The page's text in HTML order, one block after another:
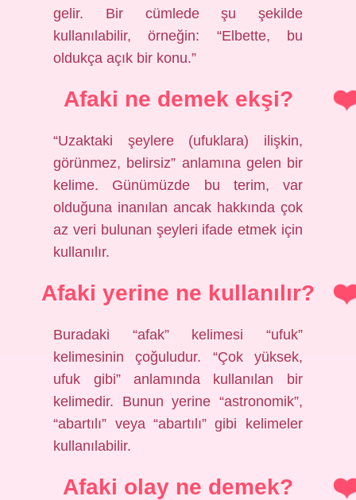
gelir. Bir cümlede şu şekilde
kullanılabilir, örneğin: “Elbette, bu
oldukça açık bir konu.”
Afaki ne demek ekşi?
“Uzaktaki şeylere (ufuklara) ilişkin,
görünmez, belirsiz” anlamına gelen bir
kelime. Günümüzde bu terim, var
olduğuna inanılan ancak hakkında çok
az veri bulunan şeyleri ifade etmek için
kullanılır.
Afaki yerine ne kullanılır?
Buradaki “afak” kelimesi “ufuk”
kelimesinin çoğuludur. “Çok yüksek,
ufuk gibi” anlamında kullanılan bir
kelimedir. Bunun yerine “astronomik”,
“abartılı” veya “abartılı” gibi kelimeler
kullanılabilir.
Afaki olay ne demek?